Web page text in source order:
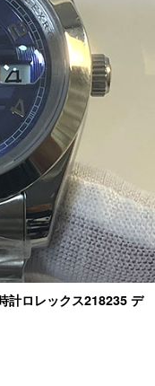
計ロレックス218235 デ